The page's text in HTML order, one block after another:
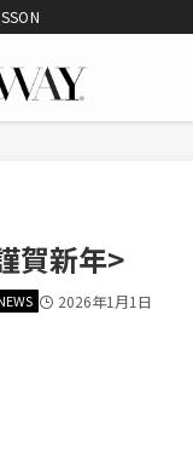
賀新年>
2026年1月1日